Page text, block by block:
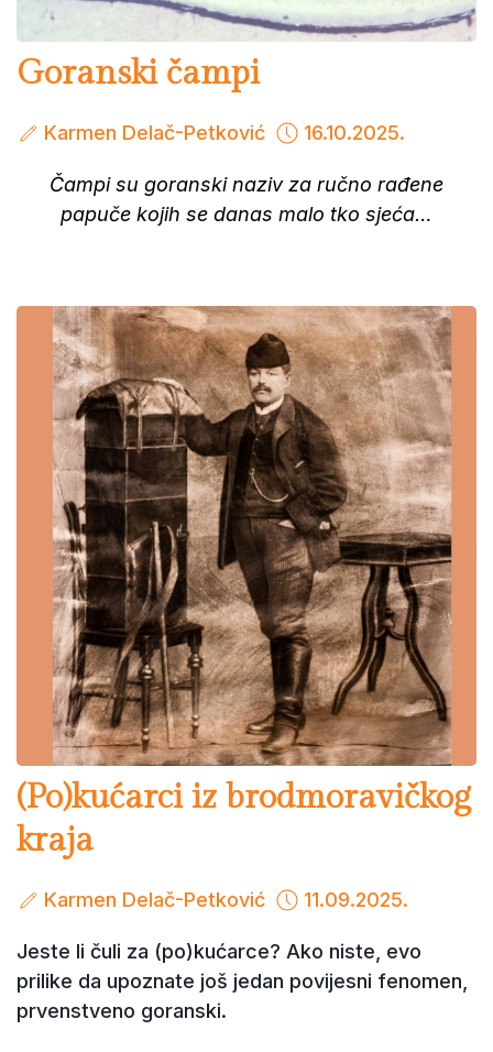
Goranski čampi
Karmen Delač-Petković 16.10.2025.
Čampi su goranski naziv za ručno rađene
papuče kojih se danas malo tko sjeća…
(Po)kućarci iz brodmoravičkog
kraja
Karmen Delač-Petković 11.09.2025.
Jeste li čuli za (po)kućarce? Ako niste, evo
prilike da upoznate još jedan povijesni fenomen,
prvenstveno goranski.